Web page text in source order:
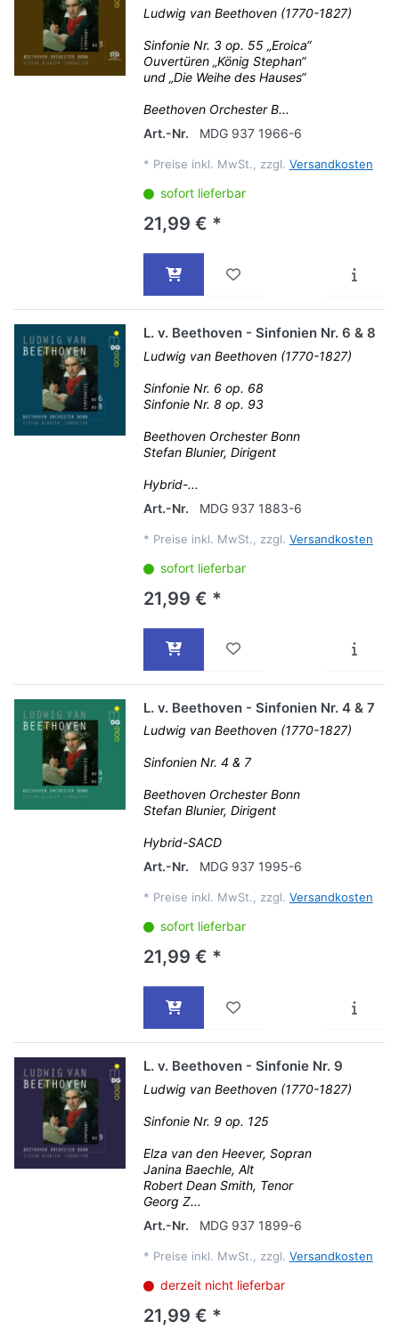
Ludwig van Beethoven (1770-1827)
Sinfonie Nr. 3 op. 55 „Eroica“
Ouvertüren „König Stephan“
und „Die Weihe des Hauses“
Beethoven Orchester B...
Art.-Nr.
MDG 937 1966-6
* Preise inkl. MwSt., zzgl. Versandkosten
sofort lieferbar
21,99 € *
L. v. Beethoven - Sinfonien Nr. 6 & 8
Ludwig van Beethoven (1770-1827)
Sinfonie Nr. 6 op. 68
Sinfonie Nr. 8 op. 93
Beethoven Orchester Bonn
Stefan Blunier, Dirigent
Hybrid-...
Art.-Nr.
MDG 937 1883-6
* Preise inkl. MwSt., zzgl. Versandkosten
sofort lieferbar
21,99 € *
L. v. Beethoven - Sinfonien Nr. 4 & 7
Ludwig van Beethoven (1770-1827)
Sinfonien Nr. 4 & 7
Beethoven Orchester Bonn
Stefan Blunier, Dirigent
Hybrid-SACD
Art.-Nr.
MDG 937 1995-6
* Preise inkl. MwSt., zzgl. Versandkosten
sofort lieferbar
21,99 € *
L. v. Beethoven - Sinfonie Nr. 9
Ludwig van Beethoven (1770-1827)
Sinfonie Nr. 9 op. 125
Elza van den Heever, Sopran
Janina Baechle, Alt
Robert Dean Smith, Tenor
Georg Z...
Art.-Nr.
MDG 937 1899-6
* Preise inkl. MwSt., zzgl. Versandkosten
derzeit nicht lieferbar
21,99 € *